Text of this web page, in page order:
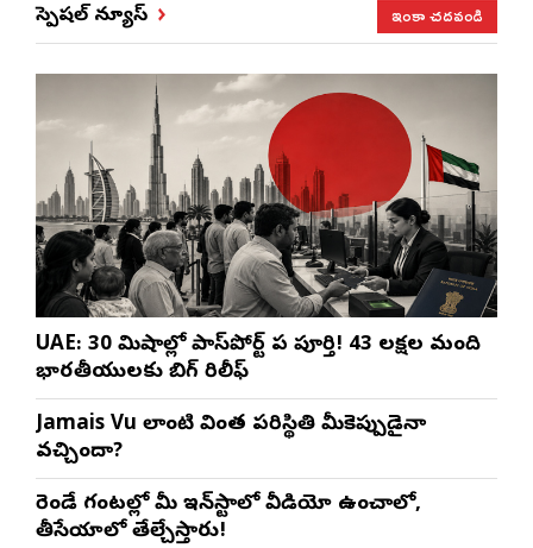
స్పెషల్ న్యూస్ ఇంకా చదవండి
UAE: 30 నిమిషాల్లో పాస్‌పోర్ట్ పని పూర్తి! 43 లక్షల మంది
భారతీయులకు బిగ్ రిలీఫ్
Jamais Vu లాంటి వింత పరిస్థితి మీకెప్పుడైనా
వచ్చిందా?
రెండే గంటల్లో మీ ఇన్‌స్టాలో వీడియో ఉంచాలో,
తీసేయాలో తేల్చేస్తారు!